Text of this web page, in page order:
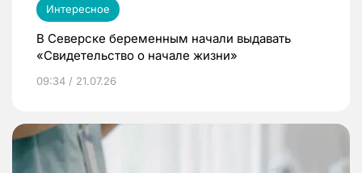
Интересное
В Северске беременным начали выдавать
«Свидетельство о начале жизни»
09:34 / 21.07.26